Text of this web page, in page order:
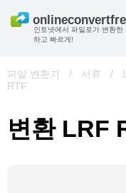
인토넷에서 파일로가 변환한
하고 빠르게!
파일 변환기 / 서류 /
RTF
변환 LRF